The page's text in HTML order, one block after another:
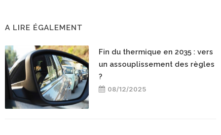
A LIRE ÉGALEMENT
Fin du thermique en 2035 : vers
un assouplissement des règles
?
08/12/2025